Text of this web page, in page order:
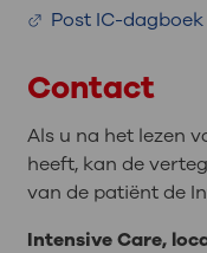
Post IC-dagboek
Contact
Als u na het lezen
heeft, kan de
van de patiënt de
Intensive Care,